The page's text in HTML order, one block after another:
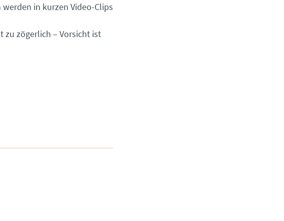
in kurzen Video-Clips
zu zögerlich – Vorsicht ist